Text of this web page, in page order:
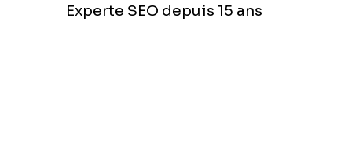
Experte SEO depuis 15 ans